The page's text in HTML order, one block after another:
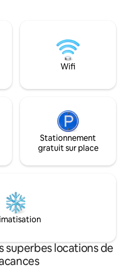
longs séjours
!
Wifi
Stationnement
gratuit sur place
superbes locations de